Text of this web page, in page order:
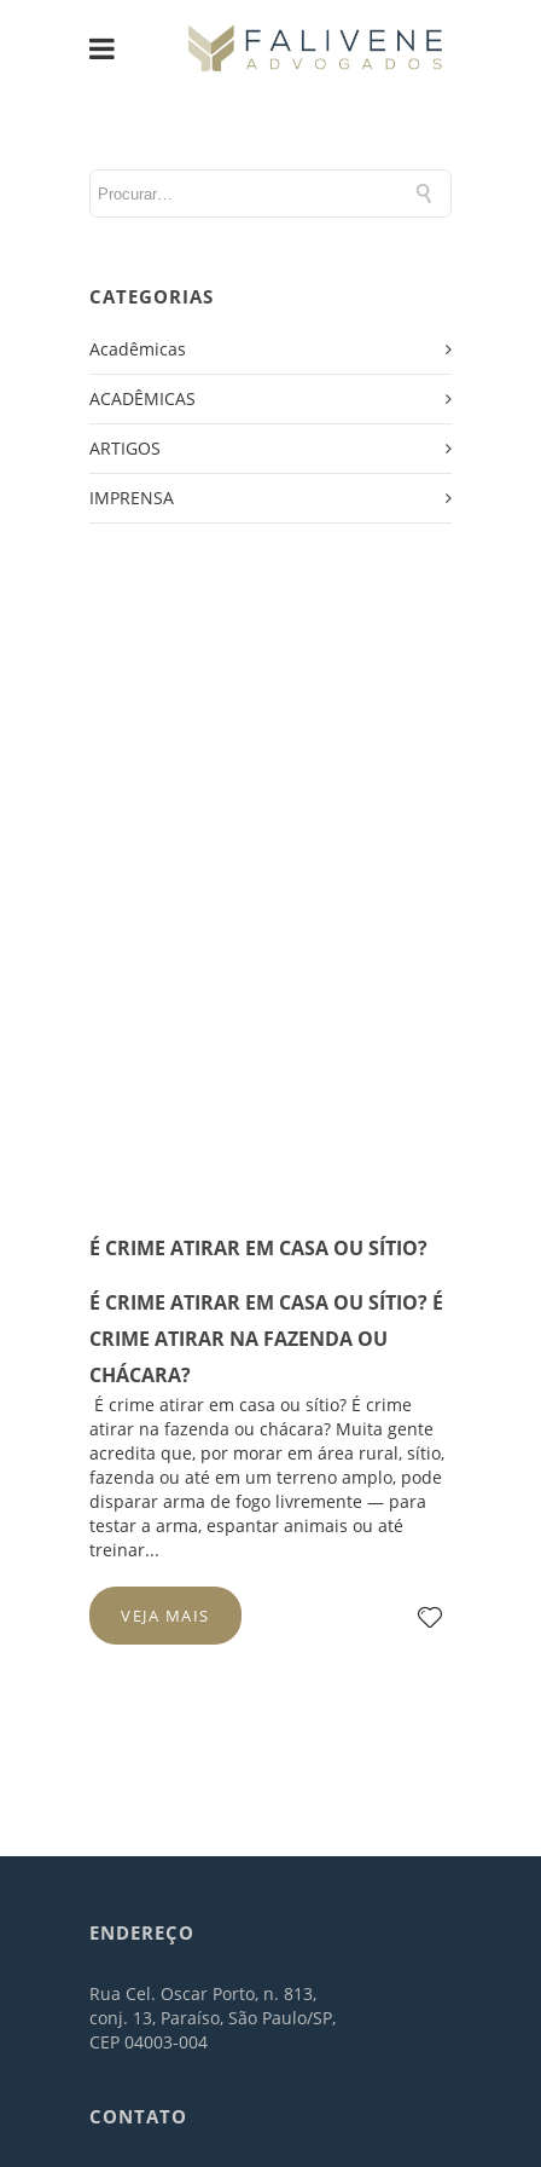
CATEGORIAS
Acadêmicas
ACADÊMICAS
ARTIGOS
IMPRENSA
É CRIME ATIRAR EM CASA OU SÍTIO?
É CRIME ATIRAR EM CASA OU SÍTIO? É
CRIME ATIRAR NA FAZENDA OU
CHÁCARA?
É crime atirar em casa ou sítio? É crime
atirar na fazenda ou chácara? Muita gente
acredita que, por morar em área rural, sítio,
fazenda ou até em um terreno amplo, pode
disparar arma de fogo livremente — para
testar a arma, espantar animais ou até
treinar...
VEJA MAIS
ENDEREÇO
Rua Cel. Oscar Porto, n. 813,
conj. 13, Paraíso, São Paulo/SP,
CEP 04003-004
CONTATO